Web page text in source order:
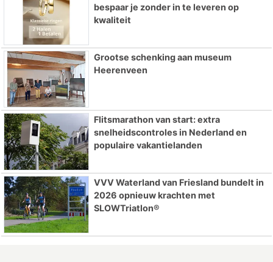
bespaar je zonder in te leveren op
kwaliteit
Grootse schenking aan museum
Heerenveen
Flitsmarathon van start: extra
snelheidscontroles in Nederland en
populaire vakantielanden
VVV Waterland van Friesland bundelt in
2026 opnieuw krachten met
SLOWTriatlon®